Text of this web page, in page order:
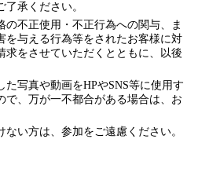
承ください。
の不正使用・不正行為への関与、ま
を与える行為等をされたお客様に対
求をさせていただくとともに、以後
た写真や動画をHPやSNS等に使用す
で、万が一不都合がある場合は、お
ない方は、参加をご遠慮ください。